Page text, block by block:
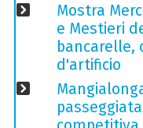
Mostra
e Mestieri
bancarelle,
d'artificio